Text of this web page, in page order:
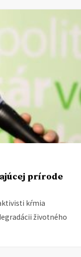
prírode
kŕmia
životného